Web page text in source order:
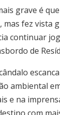
grave é
mas fez vista
continuar
de
ambiental
e na